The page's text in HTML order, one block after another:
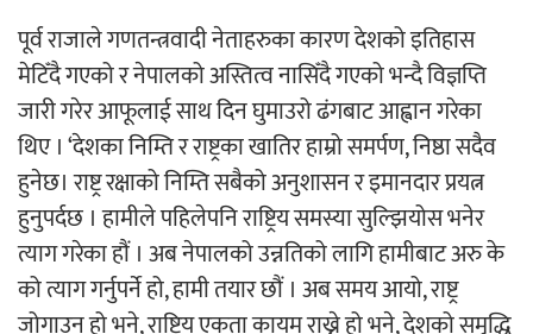
‘आइतबारको अफिस’ को परिचर्चा सम्पन्न
अर्जुन चन्द्रको ‘संवेदनाका प्रतिध्वनि’
मुक्तकसङ्ग्रह लोकार्पण
पूर्व राजाले गणतन्त्रवादी नेताहरुका कारण देशको इतिहास
मेटिँदै गएको र नेपालको अस्तित्व नासिँदै गएको भन्दै विज्ञप्ति
जारी गरेर आफूलाई साथ दिन घुमाउरो ढंगबाट आह्वान गरेका
थिए । ‘देशका निम्ति र राष्ट्रका खातिर हाम्रो समर्पण, निष्ठा सदैव
हुनेछ। राष्ट्र रक्षाको निम्ति सबैको अनुशासन र इमानदार प्रयत्न
हुनुपर्दछ । हामीले पहिलेपनि राष्ट्रिय समस्या सुल्झियोस भनेर
त्याग गरेका हौं । अब नेपालको उन्नतिको लागि हामीबाट अरु के
को त्याग गर्नुपर्ने हो, हामी तयार छौं । अब समय आयो, राष्ट्र
जोगाउन हो भने, राष्ट्रिय एकता कायम राख्ने हो भने, देशको समृद्धि